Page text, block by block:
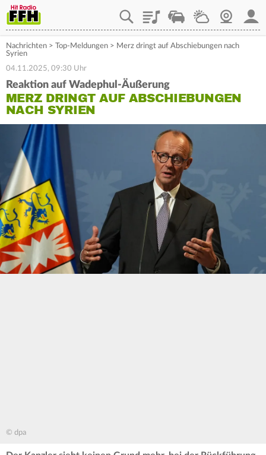
PlaylistStaupilotWetterWebcam
Nachrichten > Top-Meldungen > Merz dringt auf Abschiebungen nach
Syrien
04.11.2025, 09:30 Uhr
Reaktion auf Wadephul-Äußerung
MERZ DRINGT AUF ABSCHIEBUNGEN
NACH SYRIEN
© dpa